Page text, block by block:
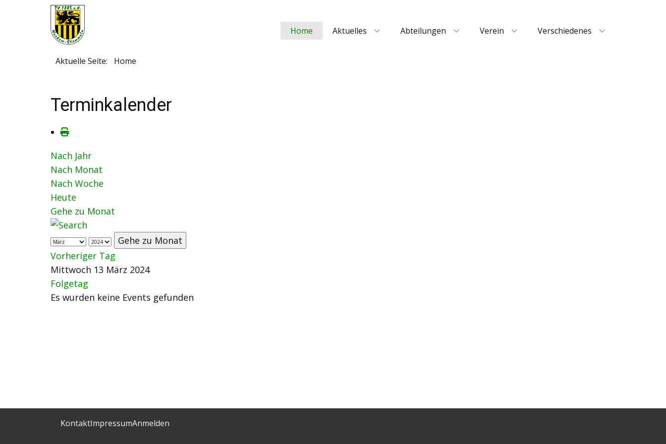
Home Aktuelles Abteilungen Verein Verschiedenes
Aktuelle Seite: Home
Terminkalender
Nach Jahr
Nach Monat
Nach Woche
Heute
Gehe zu Monat
Gehe zu Monat
Vorheriger Tag
Mittwoch 13 März 2024
Folgetag
Es wurden keine Events gefunden
KontaktImpressumAnmelden